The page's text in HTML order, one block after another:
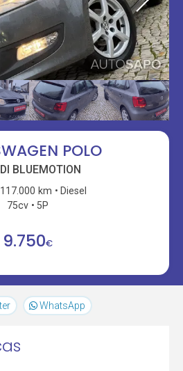
POLO
BLUEMOTION
117.000 km
Diesel
75cv
5P
9.750€
WhatsApp